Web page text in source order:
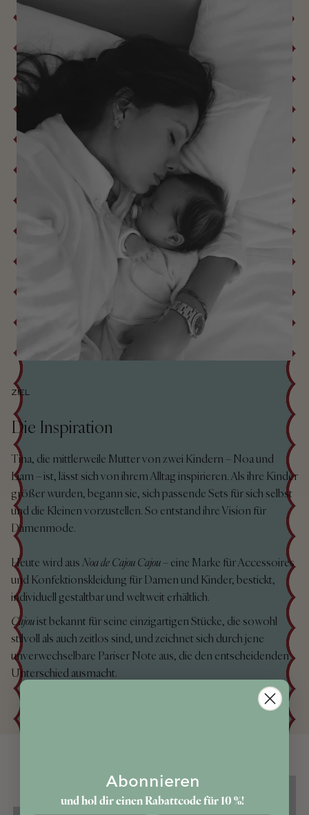
ZIEL
Die Inspiration
Tina, die mittlerweile Mutter von zwei Kindern – Noa und
Liam – ist, lässt sich von ihrem Alltag inspirieren. Als ihre Kinder
größer wurden, begann sie, sich passende Sets für sich selbst
und die Kleinen vorzustellen. So entstand ihre Vision für
Damenmode.
Heute wird aus Noa de Cajou Cajou – eine Marke für Accessoires
und Konfektionskleidung für Damen und Kinder, bestickt,
individuell gestaltbar und weltweit erhältlich.
Cajouist bekannt für seine einzigartigen Stücke, die sowohl
stilvoll als auch zeitlos sind, und zeichnet sich durch jene
unverwechselbare Pariser Note aus, die den entscheidenden
Unterschied ausmacht.
Abonnieren
und hol dir einen Rabattcode für 10 %!